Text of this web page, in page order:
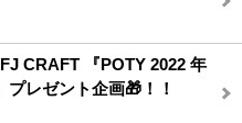
CRAFT 『POTY 2022 年
プレゼント企画🎁！！